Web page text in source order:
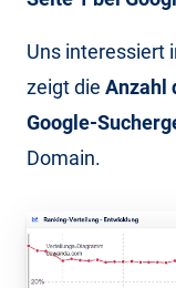
Uns interessiert
zeigt die Anzahl
Google-
Domain.